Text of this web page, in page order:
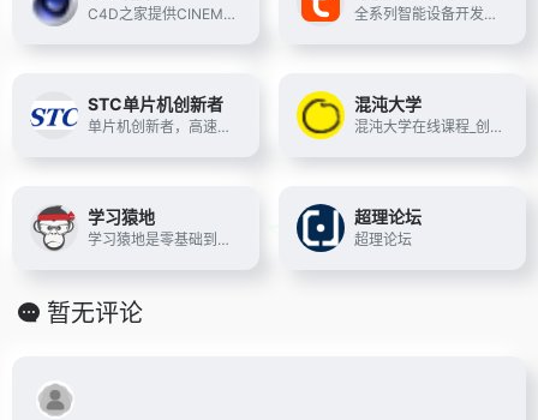
C4D之家提供CINEMA4D教程和C4D模型,C4D插件,C4D工程,C4D建模,C4D渲染和C4D动画,粒子动画等全方位C4D中文教学资源,免费分享C4D预设,C4D材质和3D模型等。 全系列智能设备开发工具、下载和文档，将您的设备和产品连接到物联网。
STC单片机创新者
单片机创新者，高速，低功耗，超低价
混沌大学
混沌大学在线课程_创新课程_商业模式创新课程_哲科思维课程
学习猿地
学习猿地是零基础到就业的IT技能学习平台，专挑大牛录制全套的精品课程，将一门学科所需的全部精品资料汇总在一起，提供Java培训、Python培训、php培训、GO培训、大数据培训、web前端培训、UI培训、Linux培训、1+X证书等学科，IT培训到学习猿地
超理论坛
超理论坛
暂无评论